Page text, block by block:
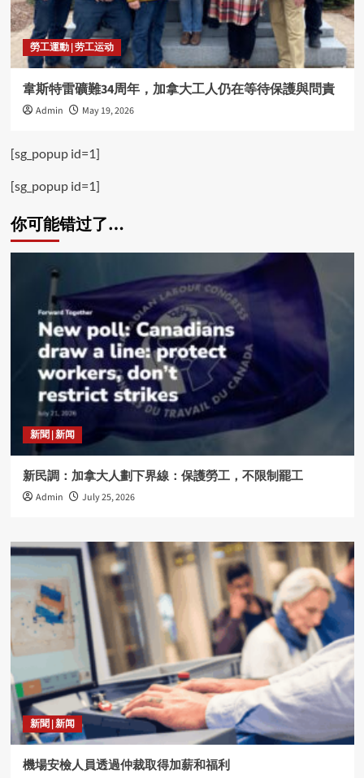
勞工運動 | 劳工运动
韋斯特雷礦難34周年，加拿大工人仍在等待保護與問責
Admin May 19, 2026
[sg_popup id=1]
[sg_popup id=1]
你可能错过了…
新聞 | 新闻
新民調：加拿大人劃下界線：保護勞工，不限制罷工
Admin July 25, 2026
新聞 | 新闻
機場安檢人員透過仲裁取得加薪和福利